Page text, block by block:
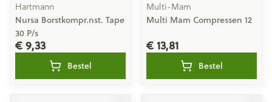
Hartmann
Nursa Borstkompr.nst. Tape
30 P/s
€ 9,33
Bestel
Multi-Mam
Multi Mam Compressen 12
€ 13,81
Bestel